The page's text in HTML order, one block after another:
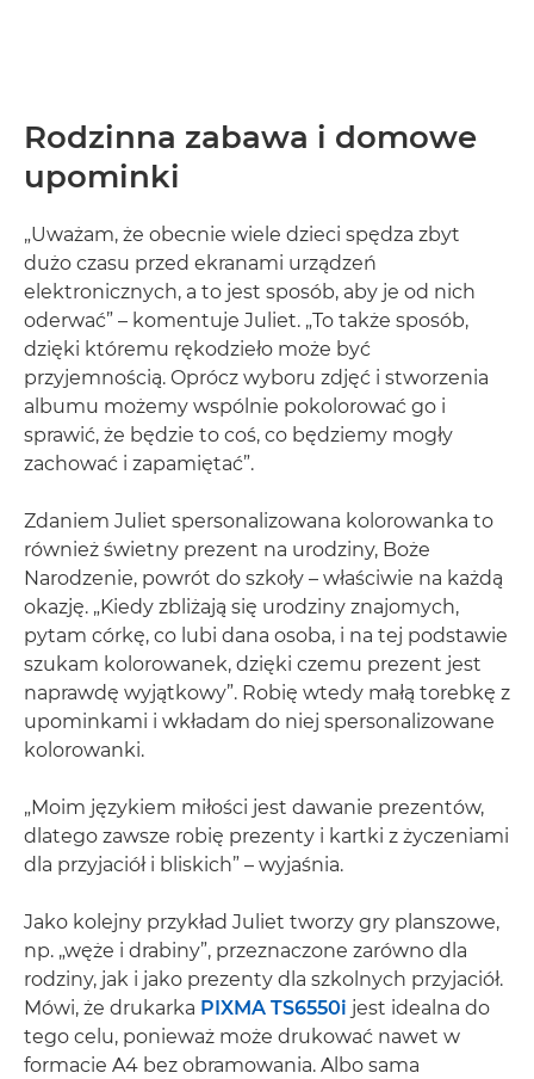
Rodzinna zabawa i domowe
upominki
„Uważam, że obecnie wiele dzieci spędza zbyt
dużo czasu przed ekranami urządzeń
elektronicznych, a to jest sposób, aby je od nich
oderwać” – komentuje Juliet. „To także sposób,
dzięki któremu rękodzieło może być
przyjemnością. Oprócz wyboru zdjęć i stworzenia
albumu możemy wspólnie pokolorować go i
sprawić, że będzie to coś, co będziemy mogły
zachować i zapamiętać”.
Zdaniem Juliet spersonalizowana kolorowanka to
również świetny prezent na urodziny, Boże
Narodzenie, powrót do szkoły – właściwie na każdą
okazję. „Kiedy zbliżają się urodziny znajomych,
pytam córkę, co lubi dana osoba, i na tej podstawie
szukam kolorowanek, dzięki czemu prezent jest
naprawdę wyjątkowy”. Robię wtedy małą torebkę z
upominkami i wkładam do niej spersonalizowane
kolorowanki.
„Moim językiem miłości jest dawanie prezentów,
dlatego zawsze robię prezenty i kartki z życzeniami
dla przyjaciół i bliskich” – wyjaśnia.
Jako kolejny przykład Juliet tworzy gry planszowe,
np. „węże i drabiny”, przeznaczone zarówno dla
rodziny, jak i jako prezenty dla szkolnych przyjaciół.
Mówi, że drukarka PIXMA TS6550i jest idealna do
tego celu, ponieważ może drukować nawet w
formacie A4 bez obramowania. Albo sama